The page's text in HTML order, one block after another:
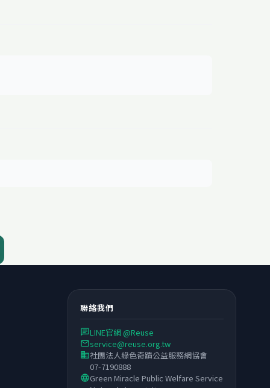
聯絡我們
chatLINE官網 @Reuse
emailservice@reuse.org.tw
business社團法人綠色奇蹟公益服務網協會
07-7190888
languageGreen Miracle Public Welfare Service